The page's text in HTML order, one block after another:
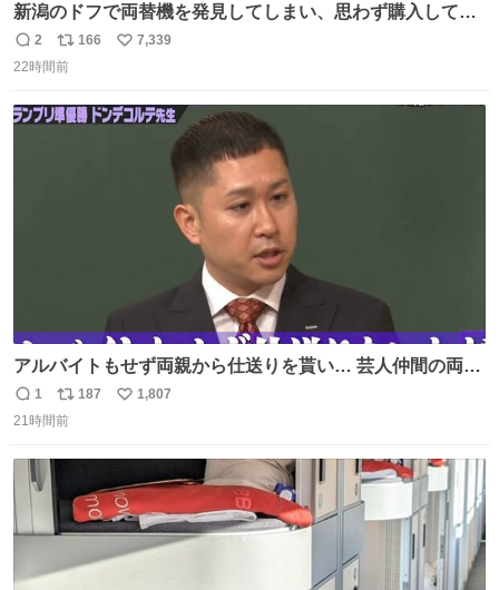
新潟のドフで両替機を発見してしまい、思わず購入してし
まい大阪に発送するイベントが発生
返
信
2
リ
ポ
ト
166
い
数
7,339
22時間前
アルバイトもせず両親から仕送りを貰い… 芸人仲間の両親
のスネまでかじる!? ドンデコルテ銀次⚡️ 無料見逃し配信は
こちらから ▶︎abema.go.link/gBLVb ◤しくじり先生
@akmllube0617
返
信
1
リ
ポ
数
187
い
1,807
21時間前